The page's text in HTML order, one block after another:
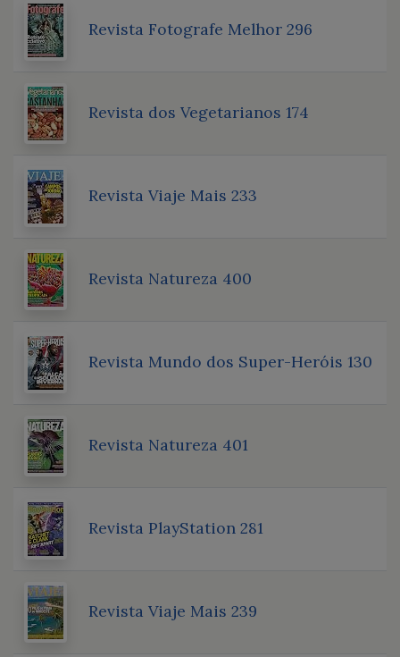
Revista Fotografe Melhor 296
Revista dos Vegetarianos 174
Revista Viaje Mais 233
Revista Natureza 400
Revista Mundo dos Super-Heróis 130
Revista Natureza 401
Revista PlayStation 281
Revista Viaje Mais 239